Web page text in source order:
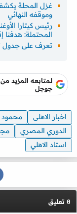
غزل المحلة
وموقفه النهائي
رئيس كيتارا
المحتملة: هدفنا
تعرف على جدول
لمتابعه المزيد
جوجل
اخبار الاهلى محمود
الدوري المصري
استاد الاهلي
0 تعليق